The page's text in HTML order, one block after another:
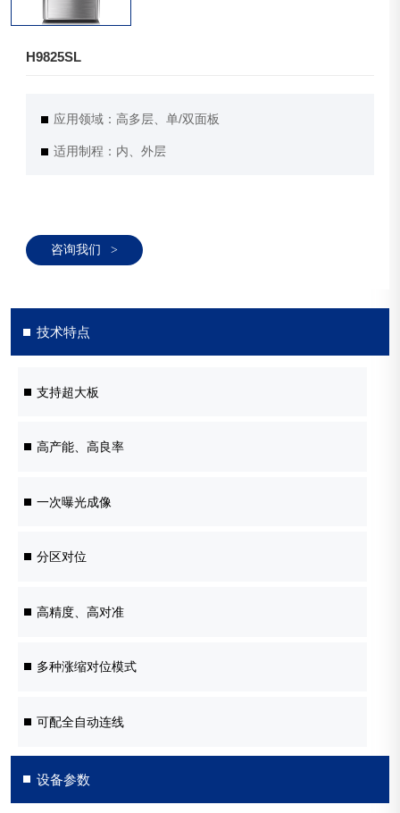
H9825SL
应用领域：高多层、单/双面板
适用制程：内、外层
咨询我们 >
技术特点
支持超大板
高产能、高良率
一次曝光成像
分区对位
高精度、高对准
多种涨缩对位模式
可配全自动连线
设备参数